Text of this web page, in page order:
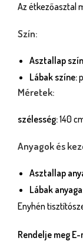
Az étkezőasztal
Szín:
Asztallap
Lábak színe:
Méretek:
szélesség:140
Anyagok és
Asztallap
Lábak
Enyhén
Rendelje meg